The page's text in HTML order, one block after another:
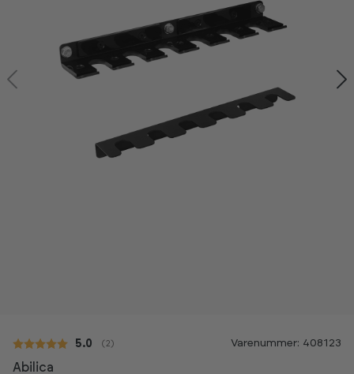
Gennemsnitlig vurdering:
5.0 ( stemmer:
2 ) Varenummer: 408123
Abilica